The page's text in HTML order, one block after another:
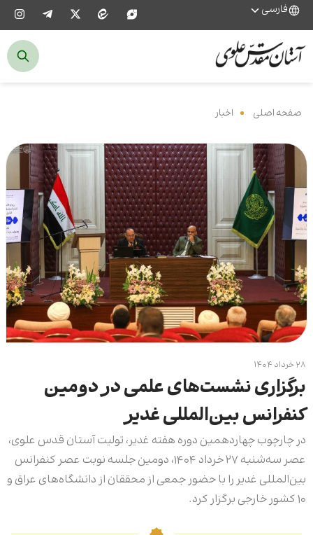
فارسی
صفحه اصلی اخبار
۲۸ خرداد ۱۴۰۴
برگزاری نشست‌های علمی در دومین
کنفرانس بین‌المللی غدیر
در چارچوب چهاردهمین دوره هفته غدیر، تولیت آستان قدس علوی،
عصر سه‌شنبه ۲۷ خرداد ۱۴۰۴، دومین جلسه نوبت عصر کنفرانس
بین‌المللی غدیر را با حضور جمعی از محققان از دانشگاه‌های عراق و
۱۰ کشور خارجی برگزار کرد.